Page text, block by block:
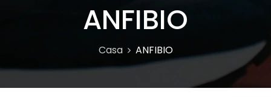
ANFIBIO
Casa ANFIBIO